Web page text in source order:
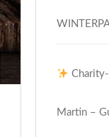
Martin –